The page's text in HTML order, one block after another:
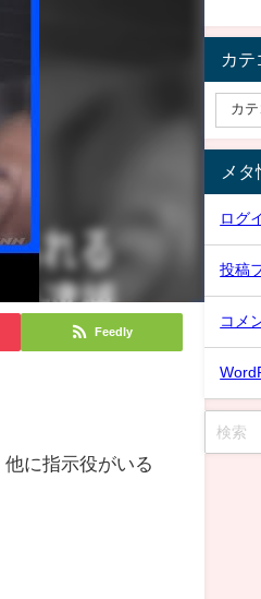
Feedly
に指示役がいる
カテ
メタ
ログ
投稿
コメ